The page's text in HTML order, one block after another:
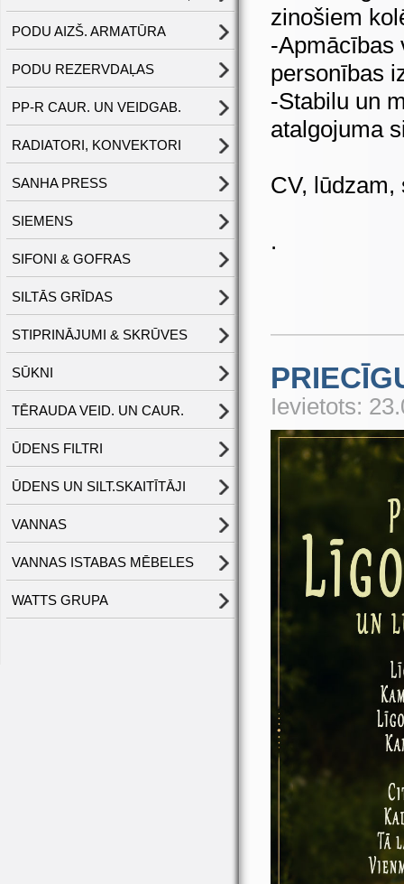
PODU AIZŠ. ARMATŪRA
PODU REZERVDAĻAS
PP-R CAUR. UN VEIDGAB.
RADIATORI, KONVEKTORI
SANHA PRESS
SIEMENS
SIFONI & GOFRAS
SILTĀS GRĪDAS
STIPRINĀJUMI & SKRŪVES
SŪKNI
TĒRAUDA VEID. UN CAUR.
ŪDENS FILTRI
ŪDENS UN SILT.SKAITĪTĀJI
VANNAS
VANNAS ISTABAS MĒBELES
WATTS GRUPA
zinošiem
-Apmācības
personības
-Stabilu un
atalgojuma
CV,
.
Ievietots: